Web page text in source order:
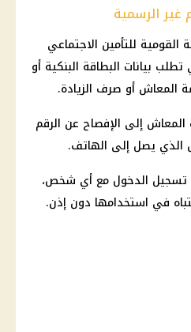
غير الرسمية
القومية للتأمين الاجتماعي
بيانات البطاقة البنكية أو
المعاش أو صرف الزيادة.
المعاش إلى الإفصاح عن الرقم
الذي يصل إلى الهاتف.
تسجيل الدخول مع أي شخص،
في استخدامها دون إذن.